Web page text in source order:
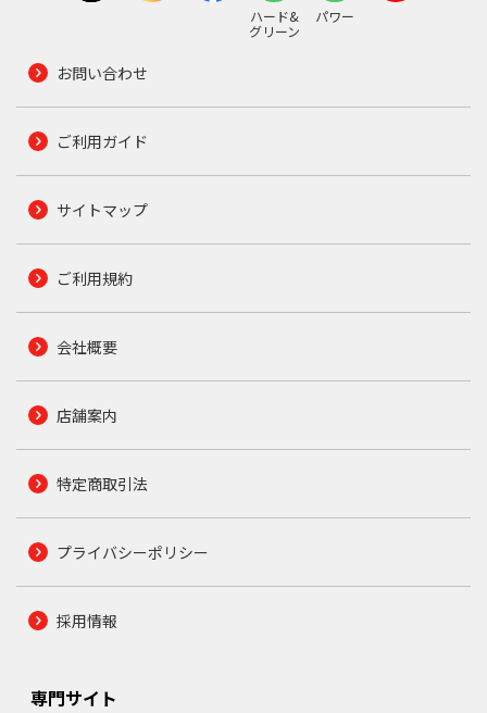
ハード&
グリーン
パワー
お問い合わせ
ご利用ガイド
サイトマップ
ご利用規約
会社概要
店舗案内
特定商取引法
プライバシーポリシー
採用情報
専門サイト